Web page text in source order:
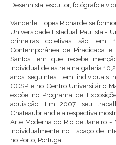
Desenhista, escultor, fotógrafo e
Vanderlei Lopes Richarde se
Universidade Estadual Paulista -
primeiras coletivas são,
Contemporânea de Piracicaba
Santos, em que recebe
individual de estreia na galeria
anos seguintes, tem individuais
CCSP e no Centro Universitário
expõe no Programa de
aquisição. Em 2007, seu
Chateaubriand e a respectiva
Arte Moderna do Rio de Janeiro
individualmente no Espaço de
no Porto, Portugal.